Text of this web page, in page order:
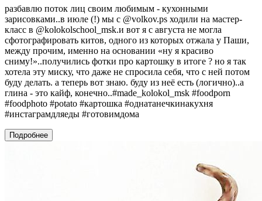
разбавлю поток лиц своим любимым - кухонными
зарисовками..в июле (!) мы с @volkov.ps ходили на мастер-
класс в @kolokolschool_msk.и вот я с августа не могла
сфотографировать китов, одного из которых отжала у Паши,
между прочим, именно на основании «ну я красиво
сниму!»..получились фотки про картошку в итоге ? но я так
хотела эту миску, что даже не спросила себя, что с ней потом
буду делать. а теперь вот знаю. буду из неё есть (логично)..а
глина - это кайф, конечно..#made_kolokol_msk #foodporn
#foodphoto #potato #картошка #однатанечкинакухня
#инстаграмдляеды #готовимдома
Подробнее